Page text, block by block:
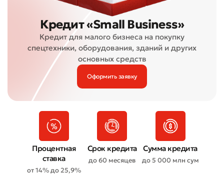
Кредит «Small Business»
Кредит для малого бизнеса на покупку
спецтехники, оборудования, зданий и других
основных средств
Оформить заявку
Процентная
ставка
от 14% до 25,9%
Срок кредита
до 60 месяцев
Сумма кредита
до 5 000 млн сум